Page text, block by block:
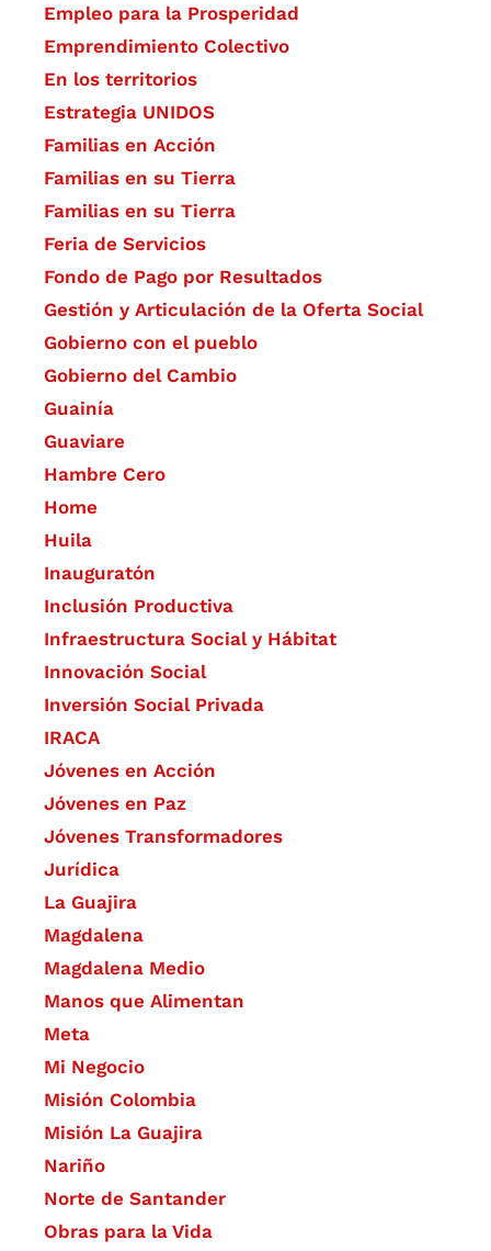
Empleo para la Prosperidad
Emprendimiento Colectivo
En los territorios
Estrategia UNIDOS
Familias en Acción
Familias en su Tierra
Familias en su Tierra
Feria de Servicios
Fondo de Pago por Resultados
Gestión y Articulación de la Oferta Social
Gobierno con el pueblo
Gobierno del Cambio
Guainía
Guaviare
Hambre Cero
Home
Huila
Inauguratón
Inclusión Productiva
Infraestructura Social y Hábitat
​Innovación Social
Inversión Social Privada
IRACA
Jóvenes en Acción
Jóvenes en Paz
Jóvenes Transformadores
Jurídica
La Guajira
Magdalena
Magdalena Medio
Manos que Alimentan
Meta
Mi Negocio
Misión Colombia
Misión La Guajira
Nariño
Norte de Santander
Obras para la Vida